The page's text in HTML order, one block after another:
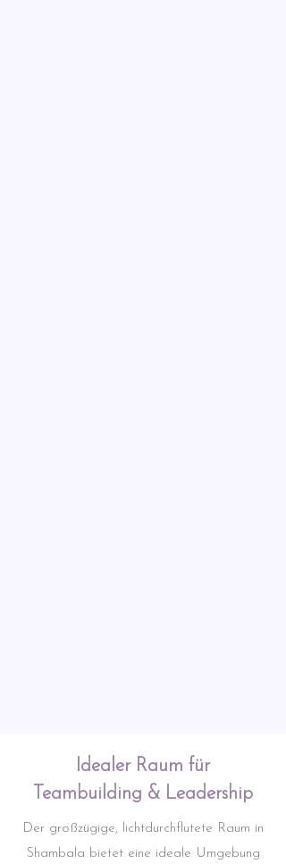
Idealer Raum für
Teambuilding & Leadership
Der großzügige, lichtdurchflutete Raum in
Shambala bietet eine ideale Umgebung